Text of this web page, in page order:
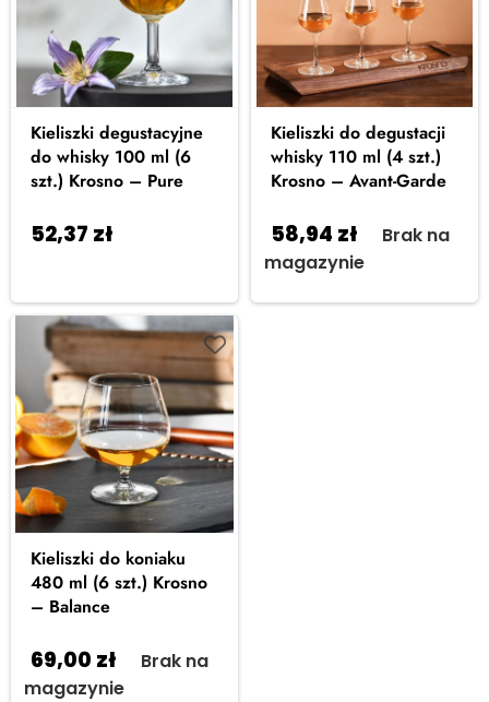
Kieliszki degustacyjne
do whisky 100 ml (6
szt.) Krosno – Pure
52,37 zł
Kieliszki do degustacji
whisky 110 ml (4 szt.)
Krosno – Avant-Garde
58,94 zł
Brak na
magazynie
Kieliszki do koniaku
480 ml (6 szt.) Krosno
– Balance
69,00 zł
Brak na
magazynie